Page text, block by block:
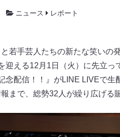
ニュース レポート
若手芸人たちの新たな笑いの
迎える12月1日（火）に先立
念配信！！』がLINE LIVEで
まで、総勢32人が繰り広げる